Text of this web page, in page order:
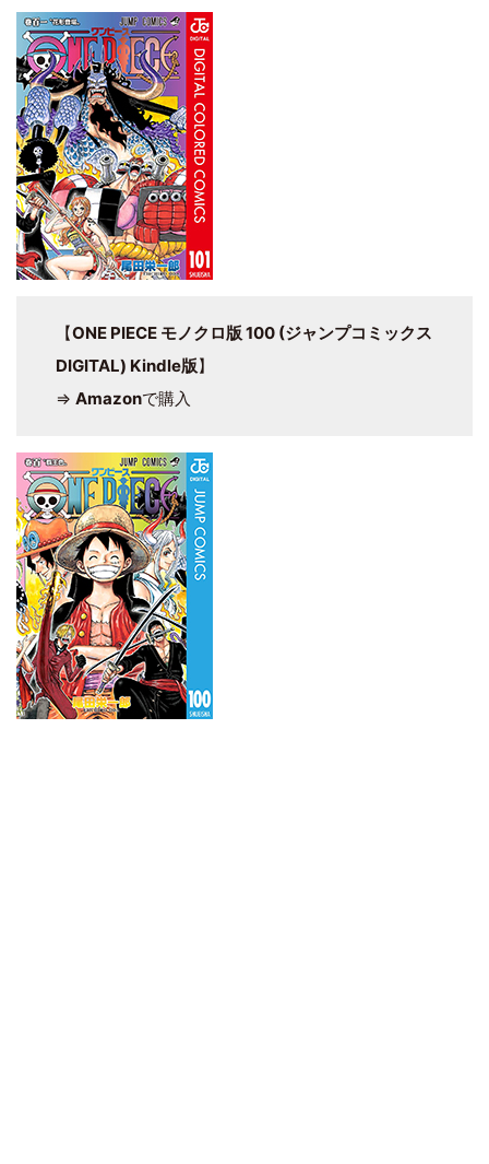
【ONE PIECE モノクロ版 100 (ジャンプコミックス
DIGITAL) Kindle版】
⇒ Amazonで購入